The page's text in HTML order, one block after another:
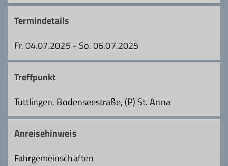
Termindetails
Fr. 04.07.2025 - So. 06.07.2025
Treffpunkt
Tuttlingen, Bodenseestraße, (P) St. Anna
Anreisehinweis
Fahrgemeinschaften